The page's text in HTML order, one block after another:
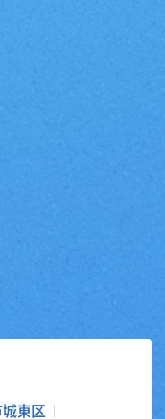
東区